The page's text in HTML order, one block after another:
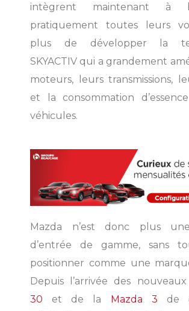
intègrent maintenant à
pratiquement toutes leurs
plus de développer la
SKYACTIV qui a grandement
moteurs, leurs transmissions,
et la consommation
véhicules.
Mazda n’est donc plus
d’entrée de gamme, sans
positionner comme une
Depuis l’arrivée des nouveaux
30 et de la Mazda 3 de